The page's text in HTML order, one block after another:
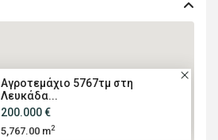
Αγροτεμάχιο 5767τμ στη
Λευκάδα...
200.000 €
5,767.00 m2